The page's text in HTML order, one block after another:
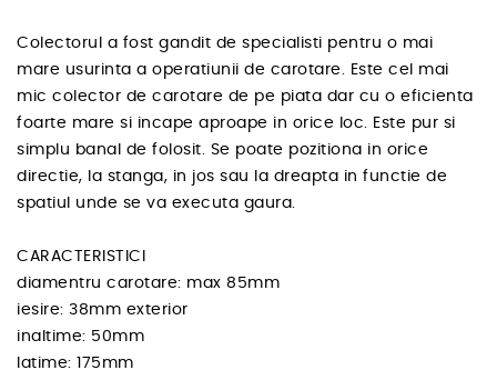
Colectorul a fost gandit de specialisti pentru o mai
mare usurinta a operatiunii de carotare. Este cel mai
mic colector de carotare de pe piata dar cu o eficienta
foarte mare si incape aproape in orice loc. Este pur si
simplu banal de folosit. Se poate pozitiona in orice
directie, la stanga, in jos sau la dreapta in functie de
spatiul unde se va executa gaura.
CARACTERISTICI
diamentru carotare: max 85mm
iesire: 38mm exterior
inaltime: 50mm
latime: 175mm